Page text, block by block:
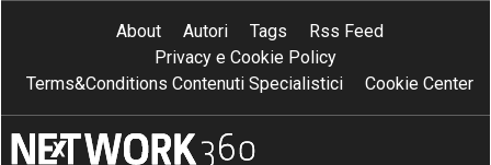
About Autori Tags
Rss Feed
Privacy e Cookie Policy
Terms&Conditions Contenuti Specialistici
Cookie Center